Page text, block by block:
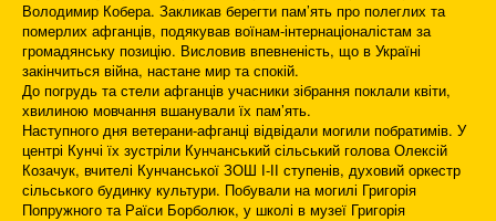
Володимир Кобера. Закликав берегти пам’ять про полеглих та
померлих афганців, подякував воїнам-інтернаціоналістам за
громадянську позицію. Висловив впевненість, що в Україні
закінчиться війна, настане мир та спокій.
До погрудь та стели афганців учасники зібрання поклали квіти,
хвилиною мовчання вшанували їх пам’ять.
Наступного дня ветерани-афганці відвідали могили побратимів. У
центрі Кунчі їх зустріли Кунчанський сільський голова Олексій
Козачук, вчителі Кунчанської ЗОШ І-ІІ ступенів, духовий оркестр
сільського будинку культури. Побували на могилі Григорія
Попружного та Раїси Борболюк, у школі в музеї Григорія